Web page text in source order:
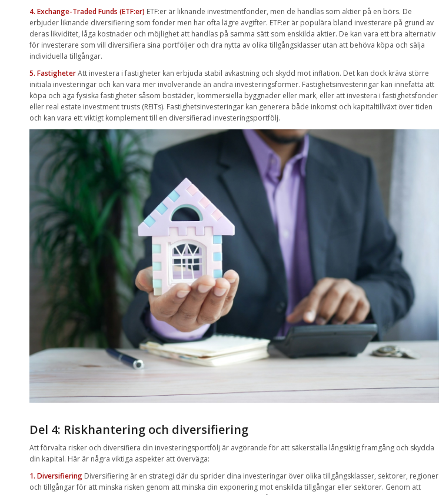
4. Exchange-Traded Funds (ETF:er) ETF:er är liknande investmentfonder, men de handlas som aktier på en börs. De
erbjuder liknande diversifiering som fonder men har ofta lägre avgifter. ETF:er är populära bland investerare på grund av
deras likviditet, låga kostnader och möjlighet att handlas på samma sätt som enskilda aktier. De kan vara ett bra alternativ
för investerare som vill diversifiera sina portföljer och dra nytta av olika tillgångsklasser utan att behöva köpa och sälja
individuella tillgångar.
5. FastigheterAtt investera i fastigheter kan erbjuda stabil avkastning och skydd mot inflation. Det kan dock kräva större
initiala investeringar och kan vara mer involverande än andra investeringsformer. Fastighetsinvesteringar kan innefatta att
köpa och äga fysiska fastigheter såsom bostäder, kommersiella byggnader eller mark, eller att investera i fastighetsfonder
eller real estate investment trusts (REITs). Fastighetsinvesteringar kan generera både inkomst och kapitaltillväxt över tiden
och kan vara ett viktigt komplement till en diversifierad investeringsportfölj.
Del 4: Riskhantering och diversifiering
Att förvalta risker och diversifiera din investeringsportfölj är avgörande för att säkerställa långsiktig framgång och skydda
din kapital. Här är några viktiga aspekter att överväga:
1. Diversifiering Diversifiering är en strategi där du sprider dina investeringar över olika tillgångsklasser, sektorer, regioner
och tillgångar för att minska risken genom att minska din exponering mot enskilda tillgångar eller sektorer. Genom att